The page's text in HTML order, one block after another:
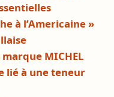
à l’Americaine »
MICHEL
lié à une teneur